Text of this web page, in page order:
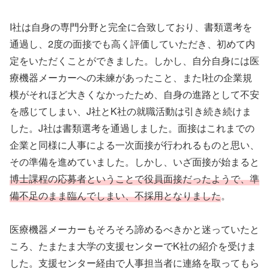
I社は自身の専門分野と完全に合致しており、書類選考を
通過し、2度の面接でも高く評価していただき、初めて内
定をいただくことができました。しかし、自分自身には医
療機器メーカーへの未練があったこと、またI社の企業規
模がそれほど大きくなかったため、自身の進路として不安
を感じてしまい、J社とK社の就職活動は引き続き続けま
した。J社は書類選考を通過しました。面接はこれまでの
企業と同様に人事による一次面接が行われるものと思い、
その準備を進めていました。しかし、いざ面接が始まると
博士課程の応募者ということで役員面接だったようで、準
備不足のまま臨んでしまい、不採用となりました。
医療機器メーカーもそろそろ諦めるべきかと迷っていたと
ころ、たまたま大学の支援センターでK社の紹介を受けま
した。支援センター経由で人事担当者に連絡を取ってもら